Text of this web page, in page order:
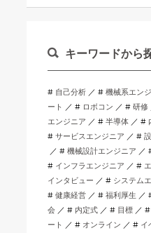
キーワードから
自己分析 機械系エン
ート
ロボコン 研修
エンジニア
半導体
サービスエンジニア
機械設計エンジニア
インフラエンジニア
インタビュー
システム
健康経営
福利厚生
会
内定式 目標
ート
オンライン イ